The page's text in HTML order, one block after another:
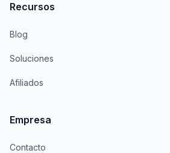
Recursos
Blog
Soluciones
Afiliados
Empresa
Contacto